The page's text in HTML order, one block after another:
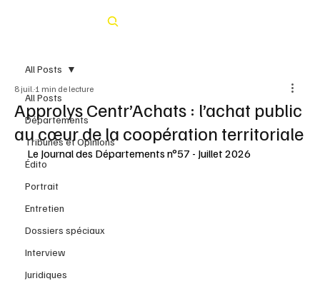
All Posts
Départements
Tribunes et Opinions
Édito
Portrait
Entretien
Dossiers spéciaux
Interview
Juridiques
All Posts
Approlys Centr’Achats : l’achat public
au cœur de la coopération territoriale
8 juil. 1 min de lecture
Le Journal des Départements n°57 - Juillet 2026